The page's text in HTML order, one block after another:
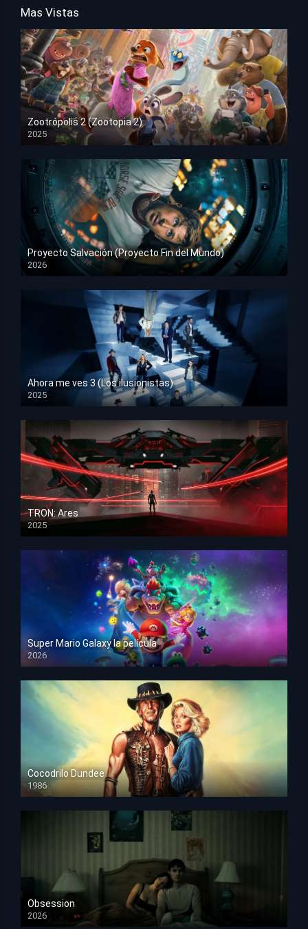
Mas Vistas
Zootrópolis 2 (Zootopia 2)
2025
HD 1080p
Proyecto Salvación (Proyecto Fin del Mundo)
2026
HD 1080p
Ahora me ves 3 (Los ilusionistas)
2025
HD 1080p
TRON: Ares
2025
HD 1080p
Super Mario Galaxy la película
2026
HD 1080p
Cocodrilo Dundee
1986
HD 1080p
Obsession
2026
HD 1080p